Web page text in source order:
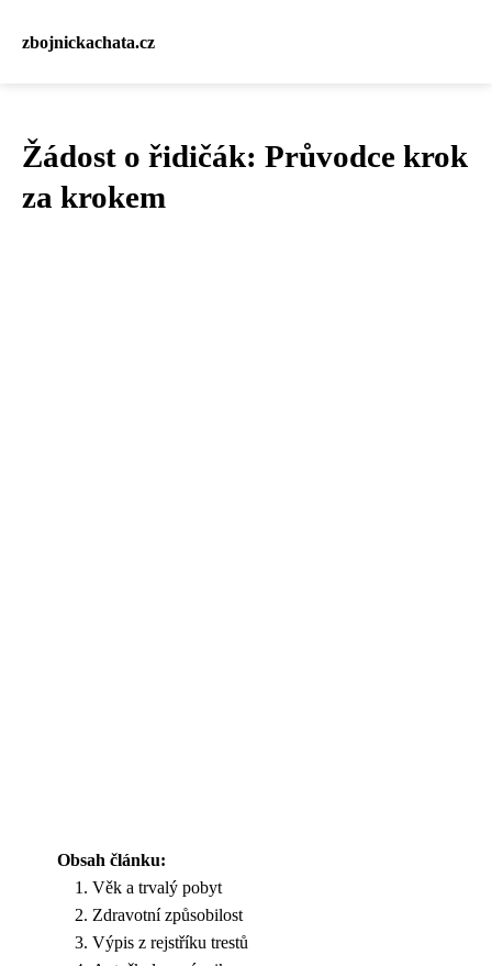
zbojnickachata.cz
Žádost o řidičák: Průvodce krok
za krokem
Obsah článku:
Věk a trvalý pobyt
Zdravotní způsobilost
Výpis z rejstříku trestů